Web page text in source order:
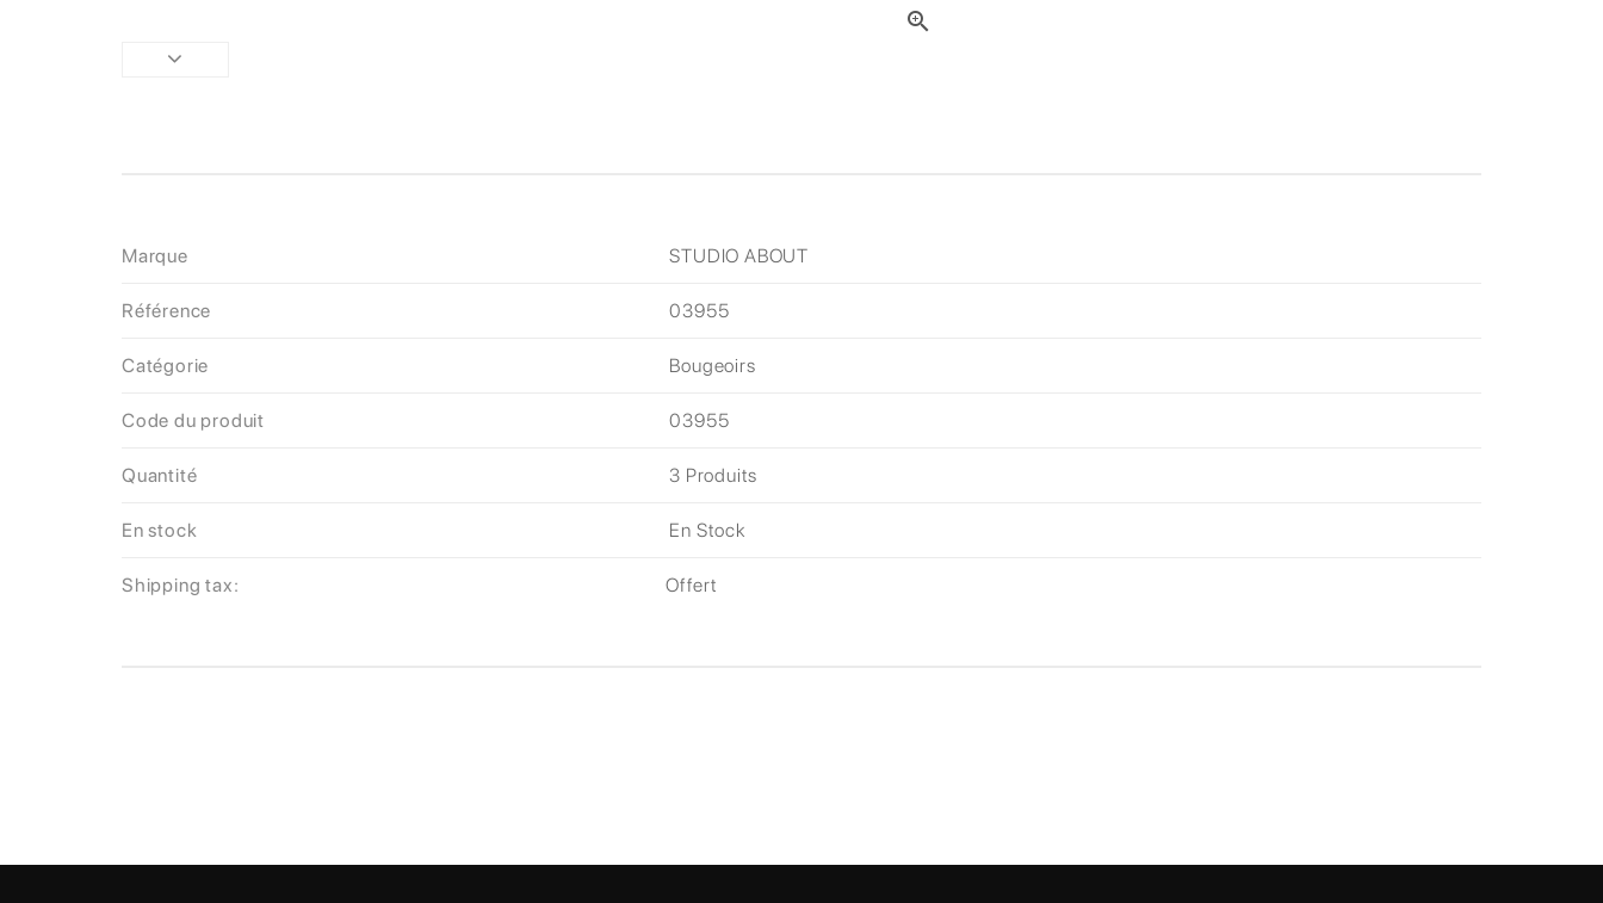

Marque STUDIO ABOUT
Référence 03955
Catégorie Bougeoirs
Code du produit 03955
Quantité 3 Produits
En stock En Stock
Shipping tax: Offert